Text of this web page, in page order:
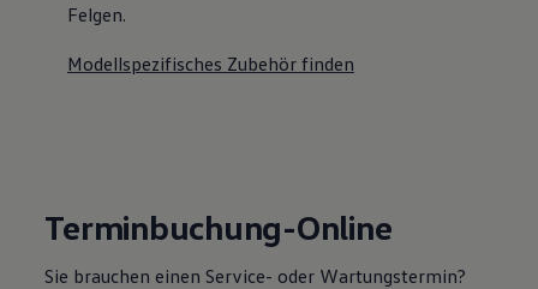
Felgen.
Modellspezifisches Zubehör finden
Terminbuchung-Online
Sie brauchen einen Service- oder Wartungstermin?